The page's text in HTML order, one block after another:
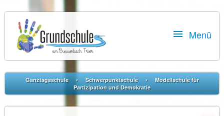
 Menü
Ganztagsschule • Schwerpunktschule •
Modellschule für
Partizipation und Demokratie